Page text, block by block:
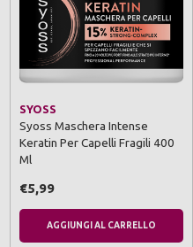
SYOSS
Syoss Maschera Intense
Keratin Per Capelli Fragili 400
Ml
€5,99
AGGIUNGI AL CARRELLO